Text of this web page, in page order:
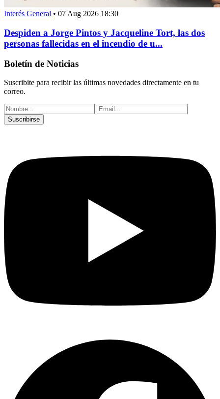
Interés General • 07 Aug 2026 18:30
Despiden a Jorge Pintos y Jacqueline Tort, las dos
personas fallecidas en el incendio de u...
Boletín de Noticias
Suscribite para recibir las últimas novedades directamente en tu
correo.
Suscribirse